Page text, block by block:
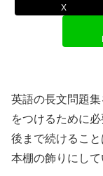
X
英語の長文問題
をつけるために
後まで続けるこ
本棚の飾りにし